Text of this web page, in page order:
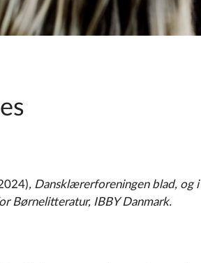
, Dansklærerforeningen blad, og i
Børnelitteratur, IBBY Danmark.